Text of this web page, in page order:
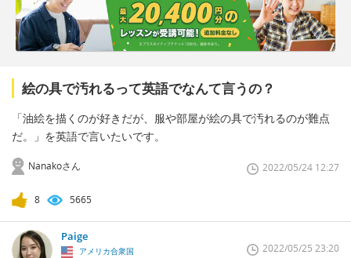
絵の具で汚れるって英語でなんて言うの？
「油絵を描くのが好きだが、服や部屋が絵の具で汚れるのが難点
だ。」を英語で言いたいです。
Nanakoさん 2022/05/24 12:27
8 5665
Paige
アメリカ合衆国 2022/05/25 23:20